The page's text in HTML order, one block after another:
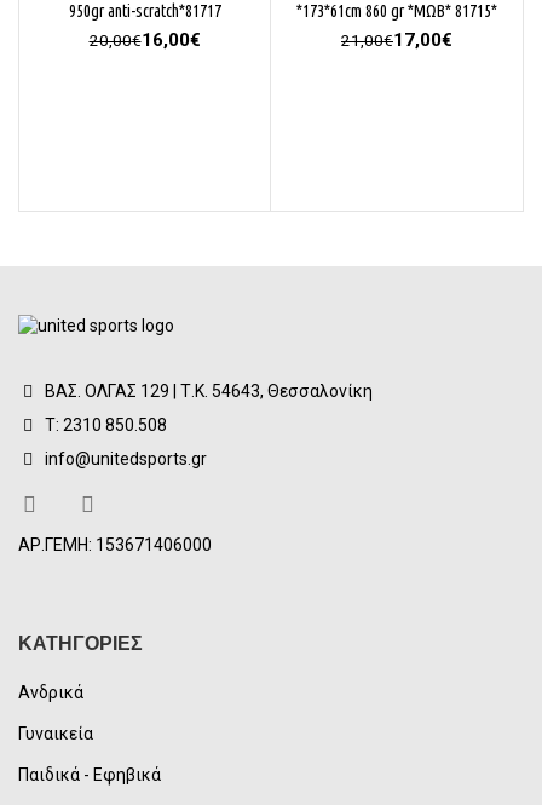
950gr anti-scratch*81717
20,00€Original
16,00€Η
*173*61cm 860 gr *ΜΩΒ* 81715*
21,00€Original
17,00€
ΒΑΣ. ΟΛΓΑΣ 129 | Τ.Κ. 54643, Θεσσαλονίκη
Τ: 2310 850.508
info@unitedsports.gr
ΑΡ.ΓΕΜΗ: 153671406000
ΚΑΤΗΓΟΡΙΕΣ
Ανδρικά
Γυναικεία
Παιδικά - Εφηβικά